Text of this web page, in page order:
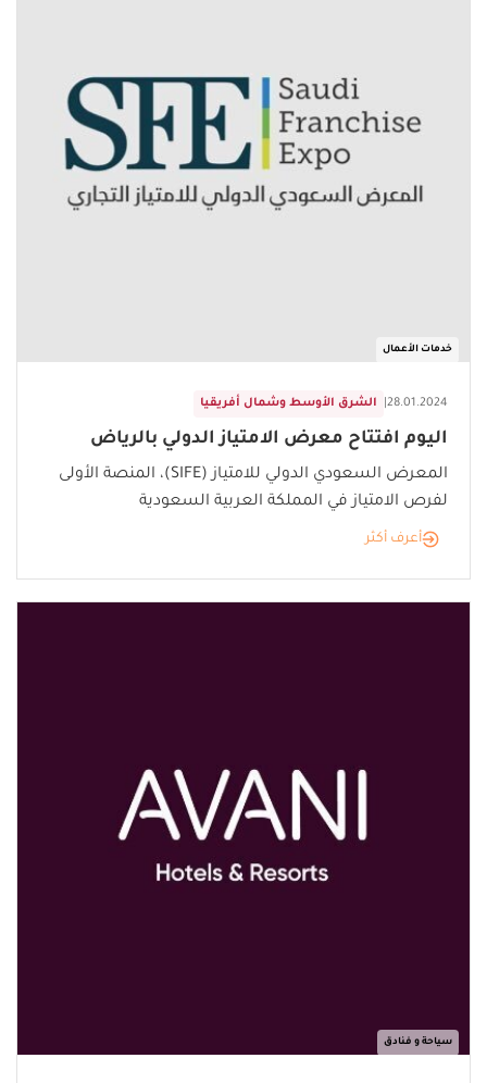
خدمات الأعمال
الشرق الأوسط وشمال أفريقيا 28.01.2024
اليوم افتتاح معرض الامتياز الدولي بالرياض
المعرض السعودي الدولي للامتياز (SIFE)، المنصة الأولى
لفرص الامتياز في المملكة العربية السعودية
أعرف أكثر
سياحة و فنادق